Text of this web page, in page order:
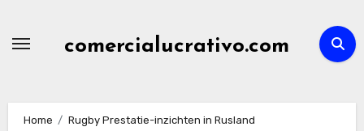
comercialucrativo.com
Home
Rugby Prestatie-inzichten in Rusland